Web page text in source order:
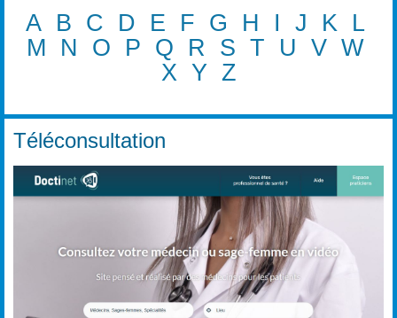
A B C D E F G H I J K
L
M
N O P Q R S T U V W
X Y Z
Téléconsultation